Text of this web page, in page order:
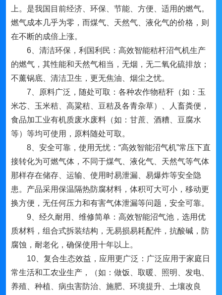
上。是我国目前经济、环保、节能、方便、适用的燃气。
燃气成本几乎为零，而煤气、天然气、液化气的价格，则
在不断的成倍上涨。
6、清洁环保，利国利民：高效智能秸杆沼气机生产
的燃气，其性能和天然气相当，无烟，无二氧化硫排放；
不薰锅底、清洁卫生，更无焦油、烟尘之忧。
7、原料广泛，随处可取：各种农作物秸秆（如：玉
米芯、玉米秸、高粱秸、豆秸及各青杂草）、人畜粪便，
食品加工业有机质废水废料（如：甘蔗、酒糟、豆腐水
等）等均可使用，原料随处可取。
8、安全可靠，使用无忧：“高效智能沼气机”常压下直
接转化为可燃气体，不同于煤气、液化气、天然气等气体
那样存在储存、运输、使用时易泄漏、易爆炸等安全隐
患。产品采用保温隔热防腐材料，体积可大可小，移动更
换方便，无任何压力和有害气体泄漏等问题，安全可靠。
9、经久耐用、维修简单：高效智能沼气池，选用优
质材料，组合式拆装结构，无易损易耗配件，抗酸碱，防
腐蚀，耐老化，确保使用十年以上。
10、复合生态效益，应用更广泛：广泛应用于家庭日
常生活和工农业生产，（如：做饭、取暖、照明、发电、
养殖、种植、病虫害防治、施肥、环境提升、土壤改良